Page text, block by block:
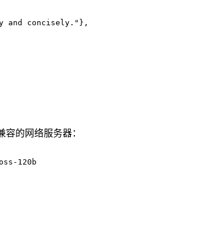
and concisely."},
的网络服务器：
120b